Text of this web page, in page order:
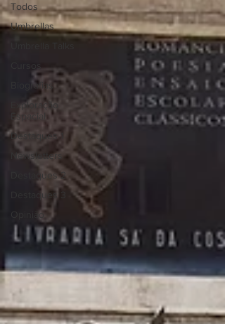
Todos
Umbrellas
Biografias
Exploração
Espacial
Destaques 1
Newsletters
Destaques 2
Destaques 3
Opinião